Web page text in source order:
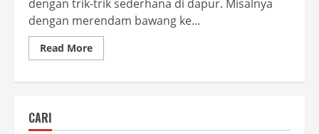
dengan trik-trik sederhana di dapur. Misalnya
dengan merendam bawang ke...
Read MoreRead
more
Biar
CARI